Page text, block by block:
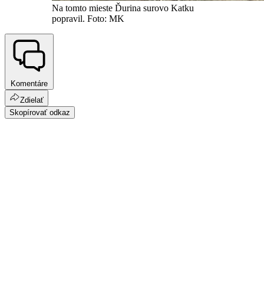
Na tomto mieste Ďurina surovo Katku
popravil. Foto: MK
Komentáre
Zdielať
Skopírovať odkaz